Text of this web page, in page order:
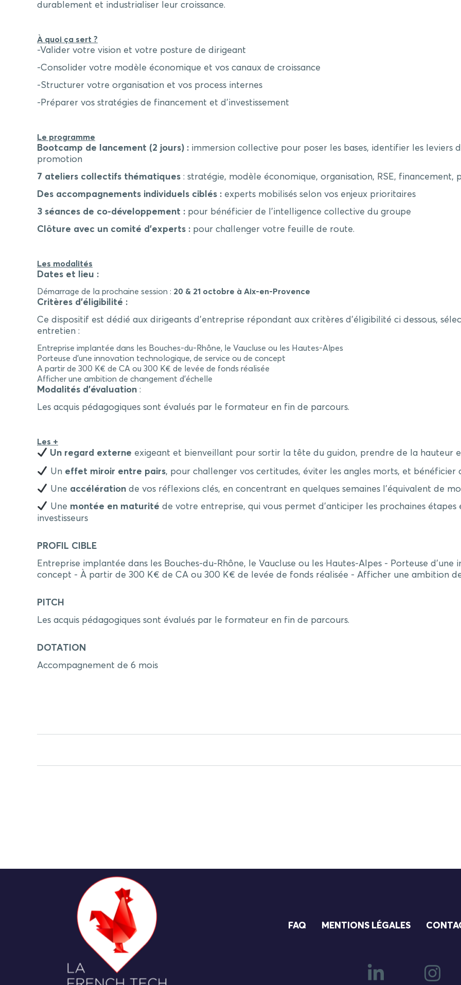
durablement et industrialiser leur croissance.
À quoi ça sert ?
-Valider votre vision et votre posture de dirigeant
-Consolider votre modèle économique et vos canaux de croissance
-Structurer votre organisation et vos process internes
-Préparer vos stratégies de financement et d’investissement
Le programme
Bootcamp de lancement (2 jours) : immersion collective pour poser les bases, identifier les leviers
promotion
7 ateliers collectifs thématiques : stratégie, modèle économique, organisation, RSE, financement,
Des accompagnements individuels ciblés : experts mobilisés selon vos enjeux prioritaires
3 séances de co-développement : pour bénéficier de l’intelligence collective du groupe
Clôture avec un comité d’experts : pour challenger votre feuille de route.
Les modalités
Dates et lieu :
Démarrage de la prochaine session : 20 & 21 octobre à Aix-en-Provence
Critères d’éligibilité :
Ce dispositif est dédié aux dirigeants d’entreprise répondant aux critères d’éligibilité ci dessous,
entretien :
Entreprise implantée dans les Bouches-du-Rhône, le Vaucluse ou les Hautes-Alpes
Porteuse d’une innovation technologique, de service ou de concept
A partir de 300 K€ de CA ou 300 K€ de levée de fonds réalisée
Afficher une ambition de changement d’échelle
Modalités d’évaluation :
Les acquis pédagogiques sont évalués par le formateur en fin de parcours.
Les +
Un regard externe exigeant et bienveillant pour sortir la tête du guidon, prendre de la hauteur
Un effet miroir entre pairs, pour challenger vos certitudes, éviter les angles morts, et bénéficier
Une accélérationde vos réflexions clés, en concentrant en quelques semaines l’équivalent de
Une montée en maturité de votre entreprise, qui vous permet d’anticiper les prochaines
investisseurs
PROFIL CIBLE
Entreprise implantée dans les Bouches-du-Rhône, le Vaucluse ou les Hautes-Alpes - Porteuse
concept - À partir de 300 K€ de CA ou 300 K€ de levée de fonds réalisée - Afficher une ambition
PITCH
Les acquis pédagogiques sont évalués par le formateur en fin de parcours.
DOTATION
Accompagnement de 6 mois
FAQ MENTIONS LÉGALES